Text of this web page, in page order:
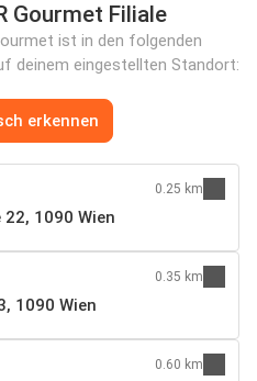
Gourmet Filiale
ist in den folgenden
deinem eingestellten Standort:
erkennen
1090 Wien
0.25 km
1090 Wien
0.35 km
0.60 km